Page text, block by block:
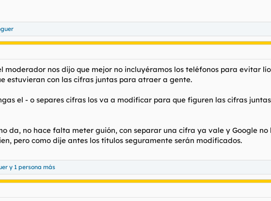
moderador nos dijo que mejor no incluyéramos los teléfonos para evitar
estuvieran con las cifras juntas para atraer a gente.
el - o separes cifras los va a modificar para que figuren las cifras
da, no hace falta meter guión, con separar una cifra ya vale y Google
pero como dije antes los títulos seguramente serán modificados.
y 1 persona más